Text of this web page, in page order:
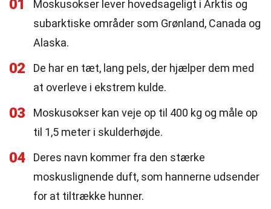
01
Moskusokser lever hovedsageligt i Arktis og
subarktiske områder som Grønland, Canada og
Alaska.
02
De har en tæt, lang pels, der hjælper dem med
at overleve i ekstrem kulde.
03
Moskusokser kan veje op til 400 kg og måle op
til 1,5 meter i skulderhøjde.
04
Deres navn kommer fra den stærke
moskuslignende duft, som hannerne udsender
for at tiltrække hunner.